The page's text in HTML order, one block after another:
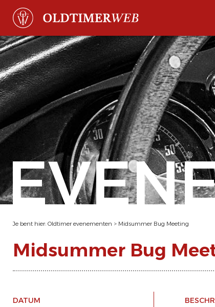
Je bent hier: Oldtimer evenementen > Midsummer Bug Meeting
Midsummer Bug
DATUM